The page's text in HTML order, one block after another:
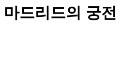
마드리드의 궁전